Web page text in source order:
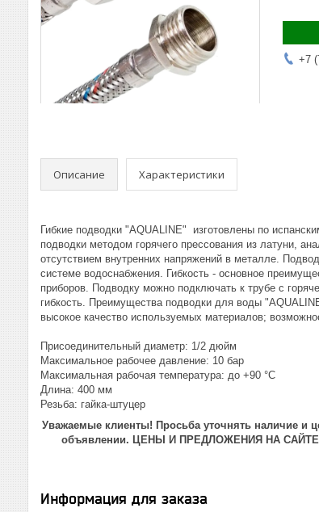
+7
Описание Характеристики
Гибкие подводки "AQUALINE" изготовлены по
подводки методом горячего прессования из латуни,
отсутствием внутренних напряжений в металле.
системе водоснабжения. Гибкость - основное
приборов. Подводку можно подключать к трубе с
гибкость. Преимущества подводки для воды
высокое качество используемых материалов;
Присоединительный диаметр: 1/2 дюйм
Максимальное рабочее давление: 10 бар
Максимальная рабочая температура: до +90 °C
Длина: 400 мм
Резьба: гайка-штуцер
Уважаемые клиенты! Просьба уточнять наличие и
объявлении. ЦЕНЫ И ПРЕДЛОЖЕНИЯ НА
Информация для заказа